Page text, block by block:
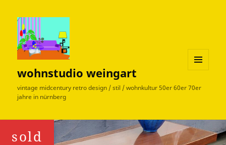
wohnstudio weingart
vintage midcentury retro design / stil / wohnkultur 50er 60er 70er
jahre in nürnberg
WIDGETS